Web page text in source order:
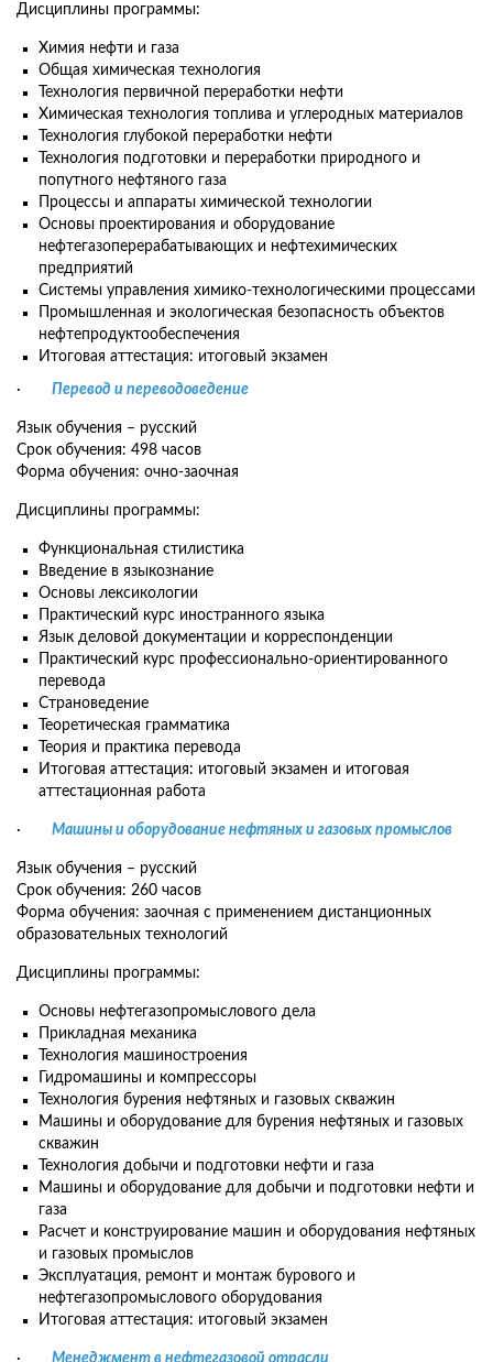
Дисциплины программы:
Химия нефти и газа
Общая химическая технология
Технология первичной переработки нефти
Химическая технология топлива и углеродных материалов
Технология глубокой переработки нефти
Технология подготовки и переработки природного и
попутного нефтяного газа
Процессы и аппараты химической технологии
Основы проектирования и оборудование
нефтегазоперерабатывающих и нефтехимических
предприятий
Системы управления химико-технологическими процессами
Промышленная и экологическая безопасность объектов
нефтепродуктообеспечения
Итоговая аттестация: итоговый экзамен
· Перевод и переводоведение
Язык обучения – русский
Срок обучения: 498 часов
Форма обучения: очно-заочная
Дисциплины программы:
Функциональная стилистика
Введение в языкознание
Основы лексикологии
Практический курс иностранного языка
Язык деловой документации и корреспонденции
Практический курс профессионально-ориентированного
перевода
Страноведение
Теоретическая грамматика
Теория и практика перевода
Итоговая аттестация: итоговый экзамен и итоговая
аттестационная работа
· Машины и оборудование нефтяных и газовых промыслов
Язык обучения – русский
Срок обучения: 260 часов
Форма обучения: заочная с применением дистанционных
образовательных технологий
Дисциплины программы:
Основы нефтегазопромыслового дела
Прикладная механика
Технология машиностроения
Гидромашины и компрессоры
Технология бурения нефтяных и газовых скважин
Машины и оборудование для бурения нефтяных и газовых
скважин
Технология добычи и подготовки нефти и газа
Машины и оборудование для добычи и подготовки нефти и
газа
Расчет и конструирование машин и оборудования нефтяных
и газовых промыслов
Эксплуатация, ремонт и монтаж бурового и
нефтегазопромыслового оборудования
Итоговая аттестация: итоговый экзамен
· Менеджмент в нефтегазовой отрасли